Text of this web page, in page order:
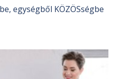
egységből KÖZÖSségbe